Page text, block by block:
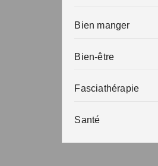
Bien manger
Bien-être
Fasciathérapie
Santé